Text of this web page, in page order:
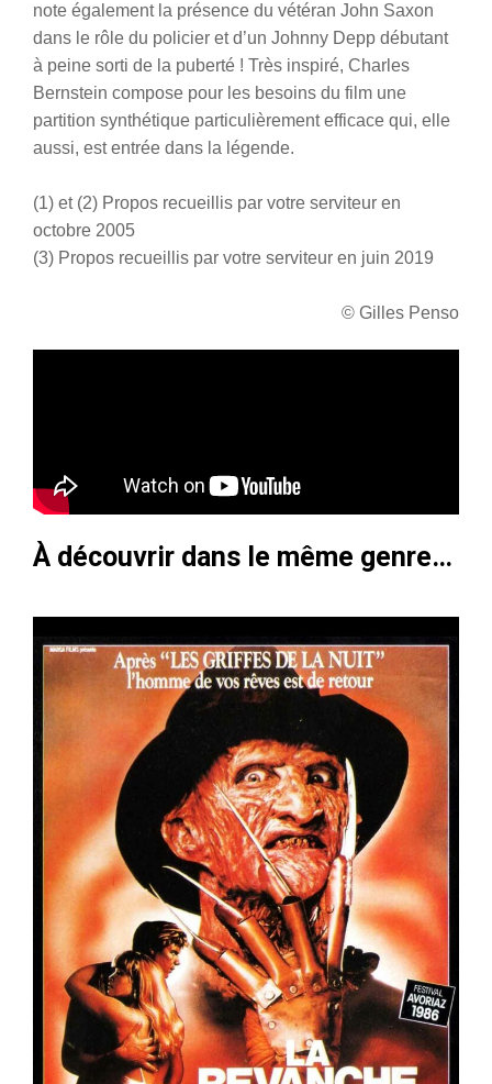
note également la présence du vétéran John Saxon
dans le rôle du policier et d’un Johnny Depp débutant
à peine sorti de la puberté ! Très inspiré, Charles
Bernstein compose pour les besoins du film une
partition synthétique particulièrement efficace qui, elle
aussi, est entrée dans la légende.
(1) et (2) Propos recueillis par votre serviteur en
octobre 2005
(3) Propos recueillis par votre serviteur en juin 2019
© Gilles Penso
À découvrir dans le même genre…